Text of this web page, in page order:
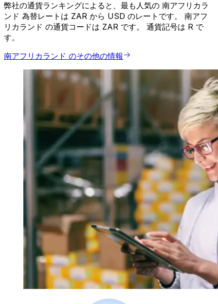
弊社の通貨ランキングによると、最も人気の 南アフリカラ
ンド 為替レートは ZAR から USD のレートです。 南アフ
リカランド の通貨コードは ZAR です。 通貨記号は R で
す。
南アフリカランド のその他の情報